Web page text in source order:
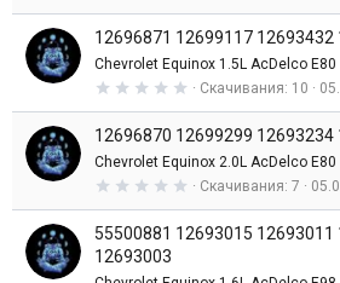
0
з
в
е
з
д
12696871 12699117 12693432
Chevrolet Equinox 1.5L AcDelco E80
0
0
з
в
е
з
д
Скачивания 10
12696870 12699299 12693234
Chevrolet Equinox 2.0L AcDelco E80
0
0
Скачивания 7
55500881 12693015 12693011
12693003